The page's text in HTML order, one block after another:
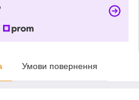
Умови повернення